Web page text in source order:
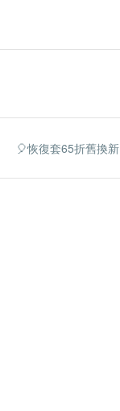
🎈恢復套65折舊換新